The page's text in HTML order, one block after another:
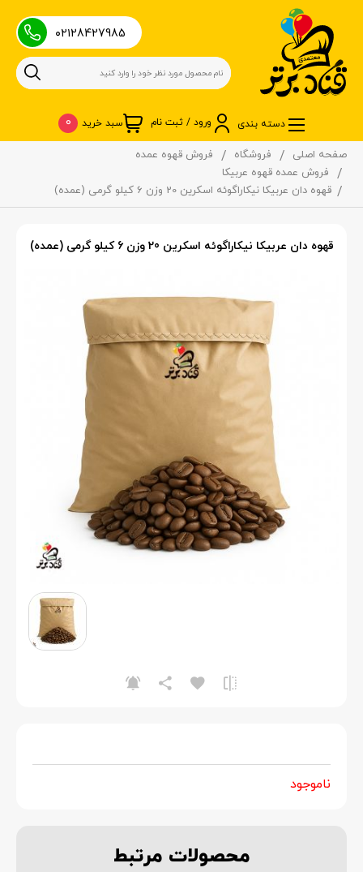
۰۲۱28427985
دسته بندی ورود / ثبت نام سبد خرید 0
صفحه اصلی فروشگاه
فروش قهوه عمده
فروش عمده قهوه عربیکا
قهوه دان عربیکا نیکاراگوئه اسکرین 20 وزن 6 کیلو گرمی (عمده)
قهوه دان عربیکا نیکاراگوئه اسکرین 20 وزن 6 کیلو گرمی (عمده)
ناموجود
محصولات مرتبط